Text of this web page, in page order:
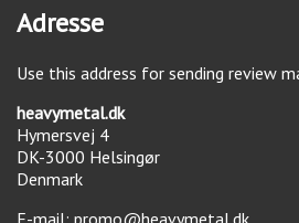
Adresse
Use this address for sending review
heavymetal.dk
Hymersvej 4
DK-3000 Helsingør
Denmark
E-mail: promo@heavymetal.dk